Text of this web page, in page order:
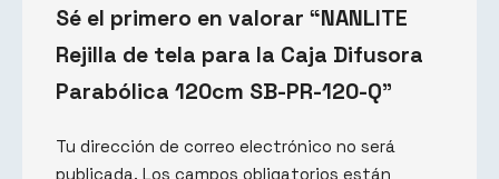
Sé el primero en valorar “NANLITE
Rejilla de tela para la Caja Difusora
Parabólica 120cm SB-PR-120-Q”
Tu dirección de correo electrónico no será
publicada. Los campos obligatorios están